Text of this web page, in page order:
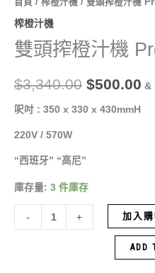
榨橙汁機
雙頭搾橙汁機
$3,340.00 $500.00 &
呎吋 : 350 x 330 x 430mmH
220V / 570W
“西班牙” “高尼”
庫存量: 3 件庫存
- + 加入
ADD